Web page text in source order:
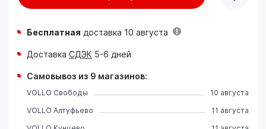
Бесплатная доставка 10 августа
Доставка СДЭК 5-6 дней
Самовывоз из 9 магазинов:
VOLLO Свободы
10 августа
VOLLO Алтуфьево
11 августа